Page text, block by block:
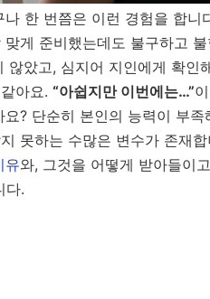
한 번쯤은 이런 경험을 합니
게 준비했는데도 불구하고
않았고, 심지어 지인에게 확인
아요. “아쉽지만 이번에는…”
? 단순히 본인의 능력이 부
못하는 수많은 변수가 존재
유와, 그것을 어떻게 받아들이
다.